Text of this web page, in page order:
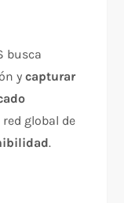
busca
ycapturar
global de
.